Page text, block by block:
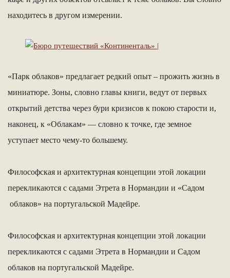
находитесь в другом измерении.
«Парк облаков» предлагает редкий опыт – прожить жизнь в
миниатюре. Зоны, словно главы книги, ведут от первых
открытий детства через бури кризисов к покою старости и,
наконец, к «Облакам» — словно к точке, где земное
уступает место чему-то большему.
Философская и архитектурная концепции этой локации
перекликаются с садами Этрета в Нормандии и «Садом
облаков» на португальской Мадейре.
Философская и архитектурная концепции этой локации
перекликаются с садами Этрета в Нормандии и Садом
облаков на португальской Мадейре.